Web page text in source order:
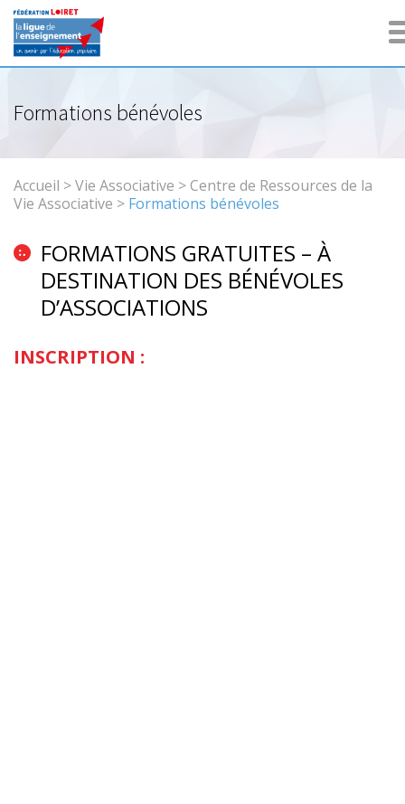
Formations bénévoles
Accueil >Vie Associative >Centre de Ressources de la
Vie Associative > Formations bénévoles
FORMATIONS GRATUITES – À
DESTINATION DES BÉNÉVOLES
D’ASSOCIATIONS
INSCRIPTION :